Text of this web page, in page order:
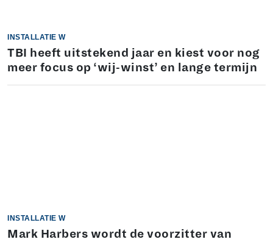
INSTALLATIE W
TBI heeft uitstekend jaar en kiest voor nog
meer focus op ‘wij-winst’ en lange termijn
INSTALLATIE W
Mark Harbers wordt de voorzitter van